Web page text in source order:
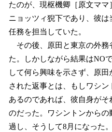
たのが、現枢機卿［原文マ
ニョッツィ猊下であり、彼は
任務を担当していた。
その後、原田と東京の外務
た。しかしながら結果はNO
して何ら興味を示さず、原
された返事とは、もしワシ
あるのであれば、彼自身が
のだった。ワシントンから
過し、そうして8月になった